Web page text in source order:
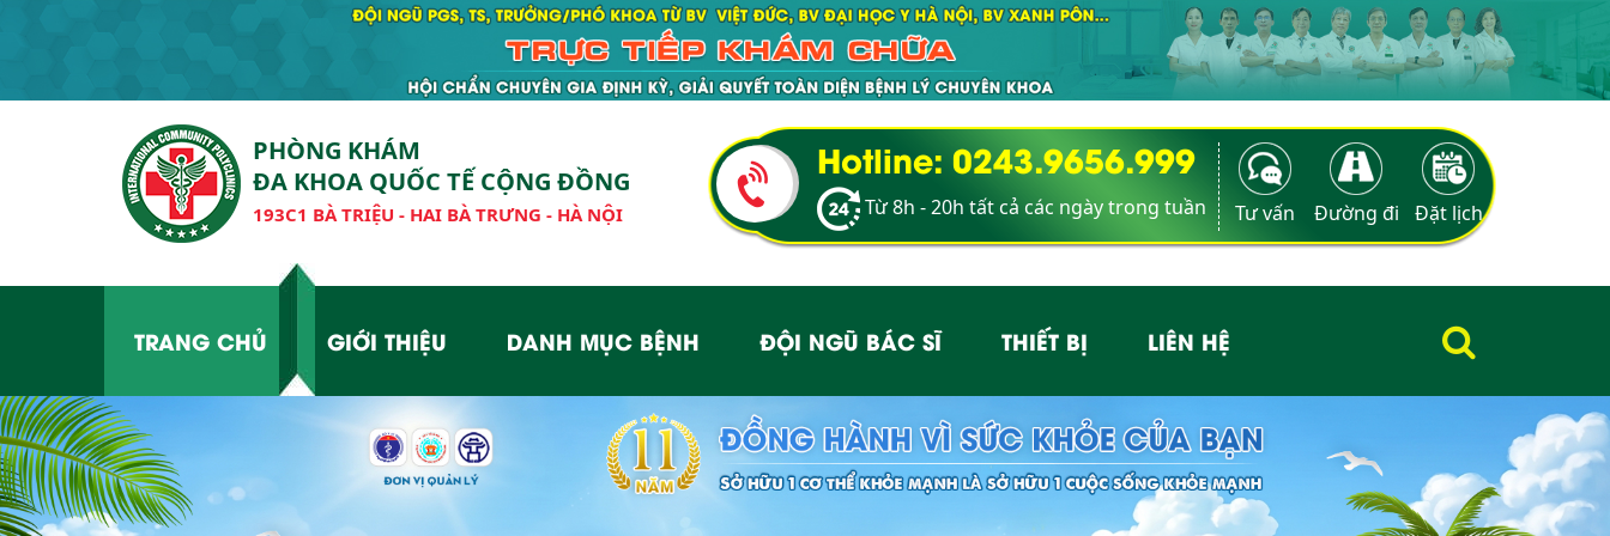
PHÒNG KHÁM
ĐA KHOA QUỐC TẾ CỘNG ĐỒNG
193C1 BÀ TRIỆU - HAI BÀ TRƯNG - HÀ NỘI
Hotline: 0243.9656.999
Từ 8h - 20h tất cả các ngày trong tuần Tư vấn Đường đi Đặt lịch
TRANG CHỦ GIỚI THIỆU DANH MỤC BỆNH ĐỘI NGŨ BÁC SĨ THIẾT BỊ LIÊN HỆ